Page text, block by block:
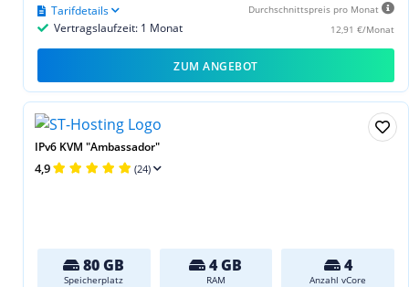
Durchschnittspreis pro Monat
12,91 €/Monat
Vertragslaufzeit: 1 Monat
Tarifdetails
ZUM ANGEBOT
IPv6 KVM "Ambassador"
4,9 (24)
80 GB
Speicherplatz
4 GB
RAM
4
Anzahl vCore